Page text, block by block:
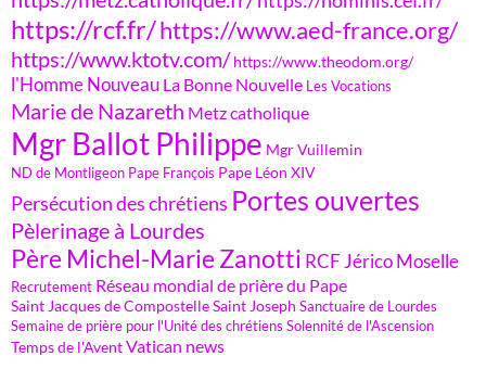
https://rcf.fr/https://www.aed-france.org/
https://www.ktotv.com/ https://www.theodom.org/
l'Homme Nouveau La Bonne Nouvelle Les Vocations
Marie de Nazareth Metz catholique
Mgr Ballot Philippe Mgr Vuillemin
ND de Montligeon Pape François Pape Léon XIV
Persécution des chrétiens Portes ouvertes
Pèlerinage à Lourdes
Père Michel-Marie Zanotti RCF Jérico Moselle
Recrutement Réseau mondial de prière du Pape
Saint Jacques de CompostelleSaint Joseph Sanctuaire de Lourdes
Semaine de prière pour l'Unité des chrétiens Solennité de l'Ascension
Temps de l'AventVatican news